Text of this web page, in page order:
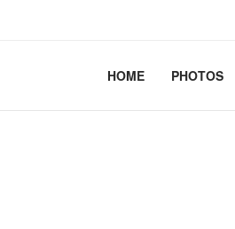
6.12.41+deb13-cloud-amd64 #1
HOME PHOTOS